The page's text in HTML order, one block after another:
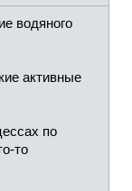
водяного
активные
по
то